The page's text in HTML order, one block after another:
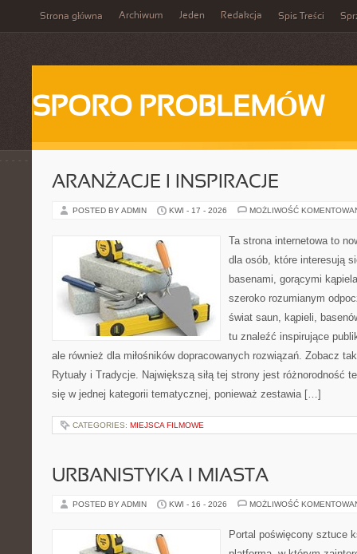
Strona główna Archiwum Jeden Redakcja Spis Treści
SPORO PROBLEMÓW
ARANŻACJE I INSPIRACJE
POSTED BY ADMIN KWI - 17 - 2026 MOŻLIWOŚĆ
Ta strona internetowa to
dla osób, które interesują
basenami, gorącymi
szeroko rozumianym
świat saun, kąpieli,
tu znaleźć inspirujące
ale również dla miłośników dopracowanych rozwiązań. Zobacz
Rytuały i Tradycje. Największą siłą tej strony jest różnorodność
się w jednej kategorii tematycznej, ponieważ zestawia […]
CATEGORIES: MIEJSCA FILMOWE
URBANISTYKA I MIASTA
POSTED BY ADMIN KWI - 16 - 2026 MOŻLIWOŚĆ
Portal poświęcony sztuce